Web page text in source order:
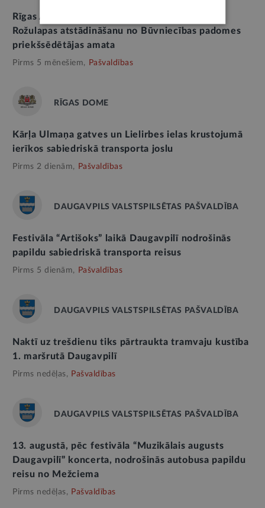
Rīgas Apkaimju alianses atklātā vēstule par E.
Rožulapas atstādināšanu no Būvniecības padomes
priekšsēdētājas amata
Pirms 5 mēnešiem, Pašvaldības
RĪGAS DOME
Kārļa Ulmaņa gatves un Lielirbes ielas krustojumā
ierīkos sabiedriskā transporta joslu
Pirms 2 dienām, Pašvaldības
DAUGAVPILS VALSTSPILSĒTAS PAŠVALDĪBA
Festivāla “Artišoks” laikā Daugavpilī nodrošinās
papildu sabiedriskā transporta reisus
Pirms 5 dienām, Pašvaldības
DAUGAVPILS VALSTSPILSĒTAS PAŠVALDĪBA
Naktī uz trešdienu tiks pārtraukta tramvaju kustība
1. maršrutā Daugavpilī
Pirms nedēļas, Pašvaldības
DAUGAVPILS VALSTSPILSĒTAS PAŠVALDĪBA
13. augustā, pēc festivāla “Muzikālais augusts
Daugavpilī” koncerta, nodrošinās autobusa papildu
reisu no Mežciema
Pirms nedēļas, Pašvaldības